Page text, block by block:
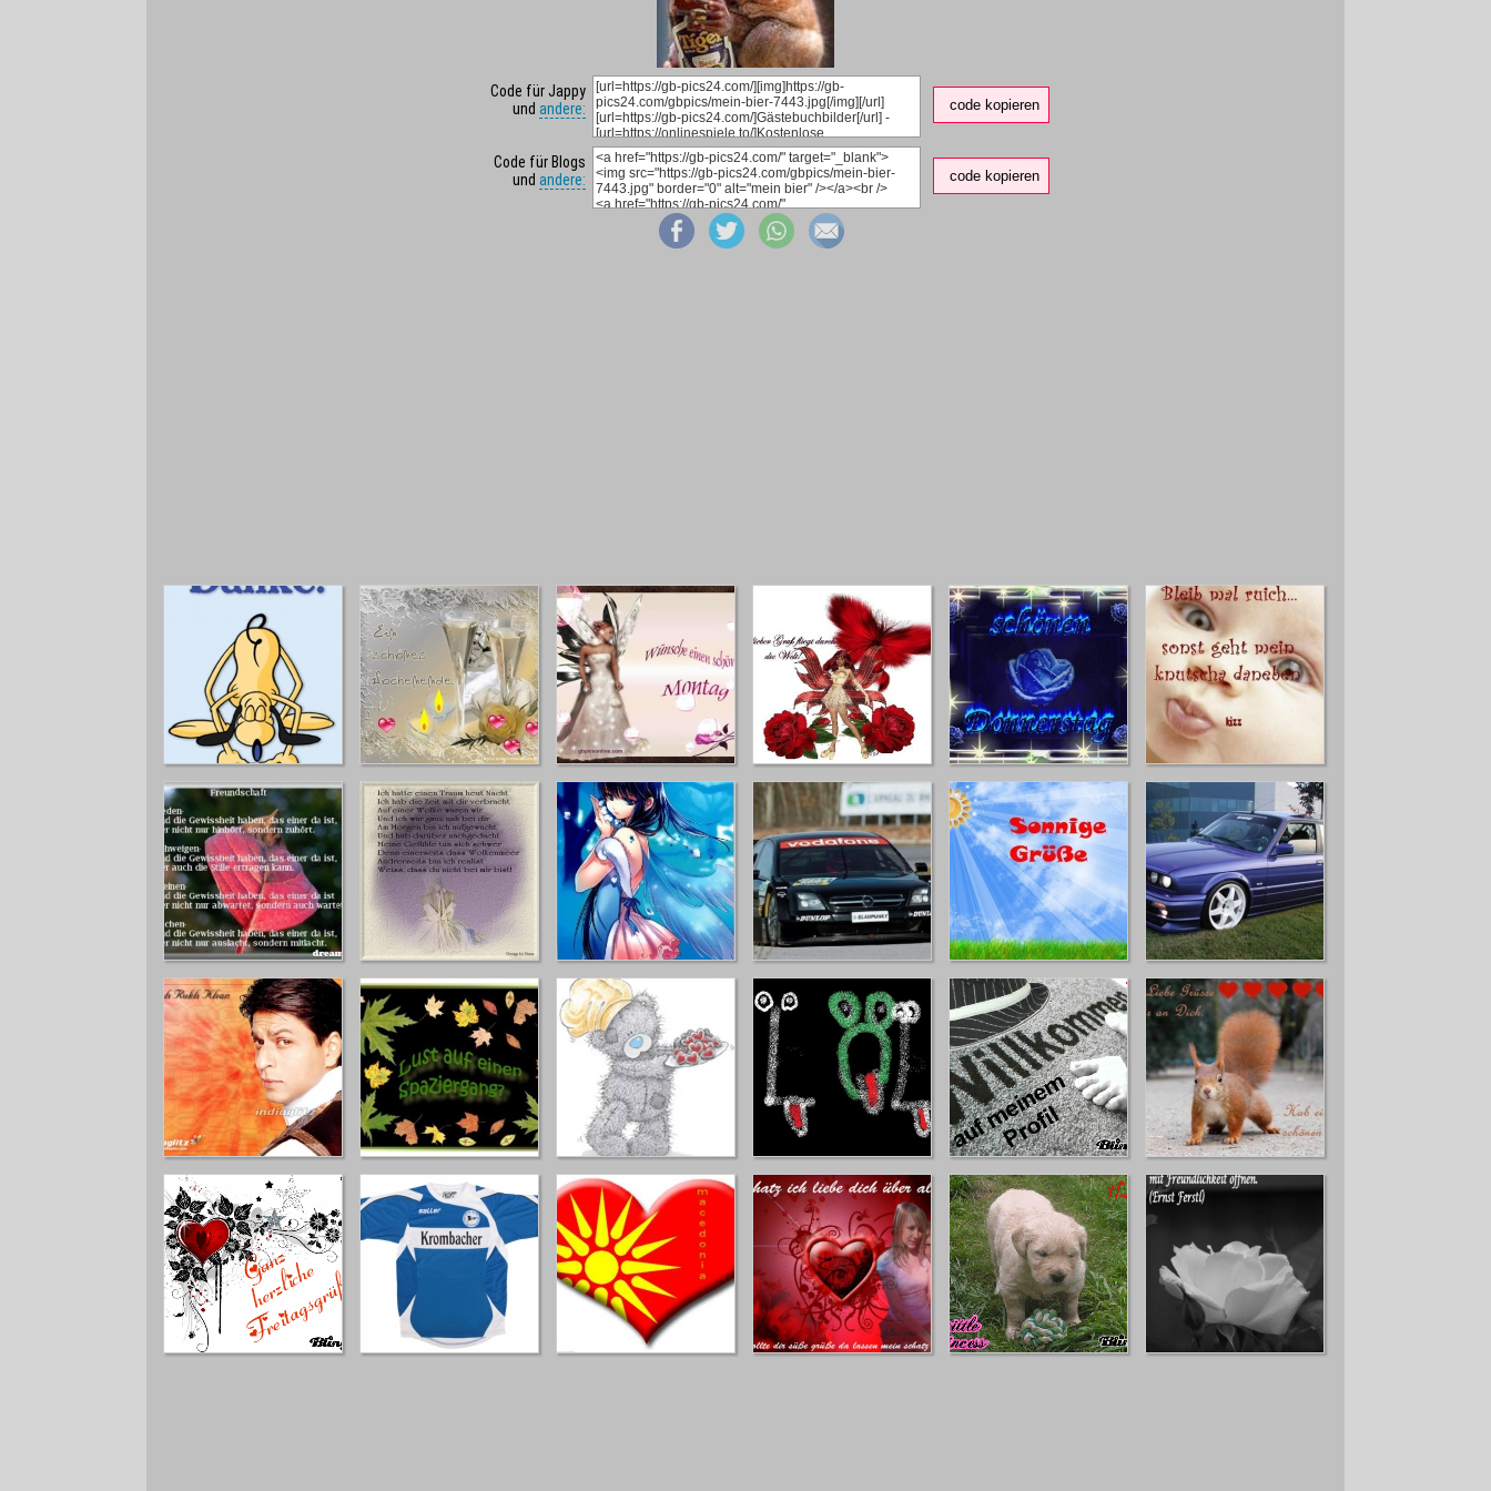
Code für Jappy
und andere: code kopieren
Code für Blogs
und andere: code kopieren